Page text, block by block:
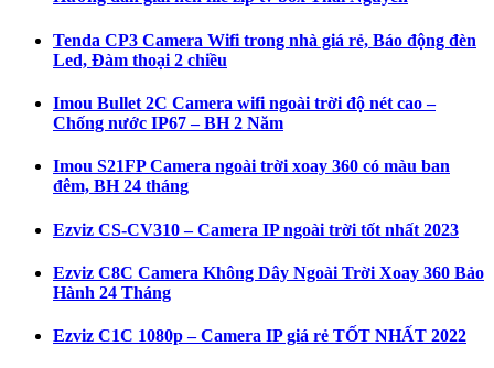
Tenda CP3 Camera Wifi trong nhà giá rẻ, Báo động đèn
Led, Đàm thoại 2 chiều
Imou Bullet 2C Camera wifi ngoài trời độ nét cao –
Chống nước IP67 – BH 2 Năm
Imou S21FP Camera ngoài trời xoay 360 có màu ban
đêm, BH 24 tháng
Ezviz CS-CV310 – Camera IP ngoài trời tốt nhất 2023
Ezviz C8C Camera Không Dây Ngoài Trời Xoay 360 Bảo
Hành 24 Tháng
Ezviz C1C 1080p – Camera IP giá rẻ TỐT NHẤT 2022